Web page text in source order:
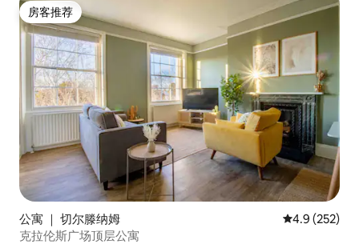
房客推荐
房客推荐
公寓 ｜ 切尔滕纳姆 平均评分 4.9
4.9 (252)
克拉伦斯广场顶层公寓